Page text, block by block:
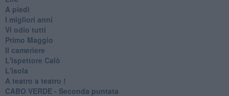
A piedi
I migliori anni
Vi odio tutti
Primo Maggio
Il cameriere
L'ispettore Calò
L'isola
A teatro a teatro !
CABO VERDE - Seconda puntata